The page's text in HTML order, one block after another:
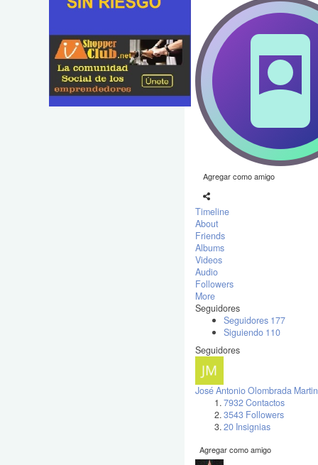
Agregar como amigo
Timeline
About
Friends
Albums
Videos
Audio
Followers
More
Seguidores
Seguidores 177
Siguiendo 110
Seguidores
José Antonio Olombrada Martin
7932 Contactos
3543 Followers
20 Insignias
Agregar como amigo